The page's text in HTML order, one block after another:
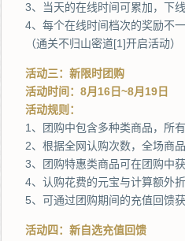
页游网
腾讯游戏 新浪游戏
新浪页游
多玩
pcgame 中华网
游一游
游侠网页游戏 40407
5617网游网
开服网
斗蟹网页游戏 游戏观察
4q5q游戏
3、当天的在线时间可累加，下
4、每个在线时间档次的奖励不
（通关不归山密道[1]开启活动）
活动三：新限时团购
活动时间：8月16日~8月19日
活动规则：
1、团购中包含多种类商品，所
2、根据全网认购次数，全场商
3、团购特惠类商品可在团购中
4、认购花费的元宝与计算额外
5、可通过团购期间的充值回馈
活动四：新自选充值回馈